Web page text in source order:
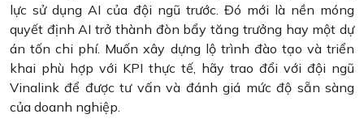
lực sử dụng AI của đội ngũ trước. Đó mới là nền móng
quyết định AI trở thành đòn bẩy tăng trưởng hay một dự
án tốn chi phí. Muốn xây dựng lộ trình đào tạo và triển
khai phù hợp với KPI thực tế, hãy trao đổi với đội ngũ
Vinalink để được tư vấn và đánh giá mức độ sẵn sàng
của doanh nghiệp.